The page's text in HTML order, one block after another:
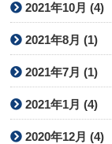
2021年10月 (4)
2021年8月 (1)
2021年7月 (1)
2021年1月 (4)
2020年12月 (4)